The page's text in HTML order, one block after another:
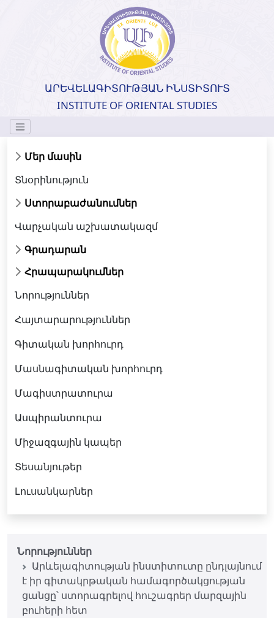
ԱՐԵՎԵԼԱԳԻՏՈՒԹՅԱՆ ԻՆՍՏԻՏՈՒՏ
INSTITUTE OF ORIENTAL STUDIES
Մեր մասին
Տնօրինություն
Ստորաբաժանումներ
Վարչական աշխատակազմ
Գրադարան
Հրապարակումներ
Նորություններ
Հայտարարություններ
Գիտական խորհուրդ
Մասնագիտական խորհուրդ
Մագիստրատուրա
Ասպիրանտուրա
Միջազգային կապեր
Տեսանյութեր
Լուսանկարներ
Նորություններ
Արևելագիտության ինստիտուտը ընդլայնում
է իր գիտակրթական համագործակցության
ցանցը՝ ստորագրելով հուշագրեր մարզային
բուհերի հետ